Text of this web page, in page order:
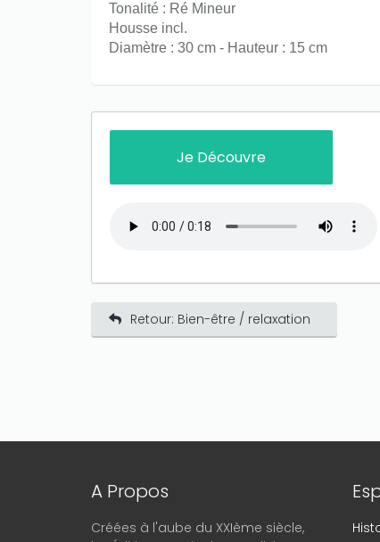
Tonalité : Ré Mineur
Housse incl.
Diamètre : 30 cm - Hauteur : 15 cm
Je Découvre
Retour: Bien-être / relaxation
A Propos
Créées à l'aube du XXIème siècle,